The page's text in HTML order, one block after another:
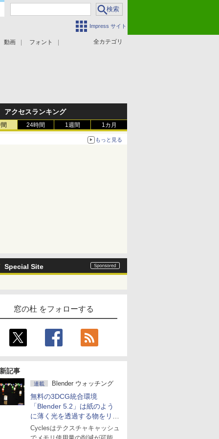
Impress サイト
全カテゴリ
動画 フォント
アクセスランキング
24時間 1週間 1カ月
もっと見る
Special Site
窓の杜 をフォローする
記事
連載 Blender ウォッチング
無料の3DCG統合環境
「Blender 5.2」は紙のよう
に薄く光を透過する物をリア
ルに表現
Cyclesはテクスチャキャッシュ